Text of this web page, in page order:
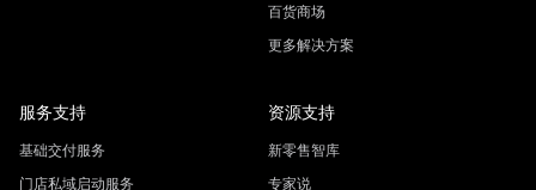
百货商场
更多解决方案
服务支持
基础交付服务
门店私域启动服务
资源支持
新零售智库
专家说